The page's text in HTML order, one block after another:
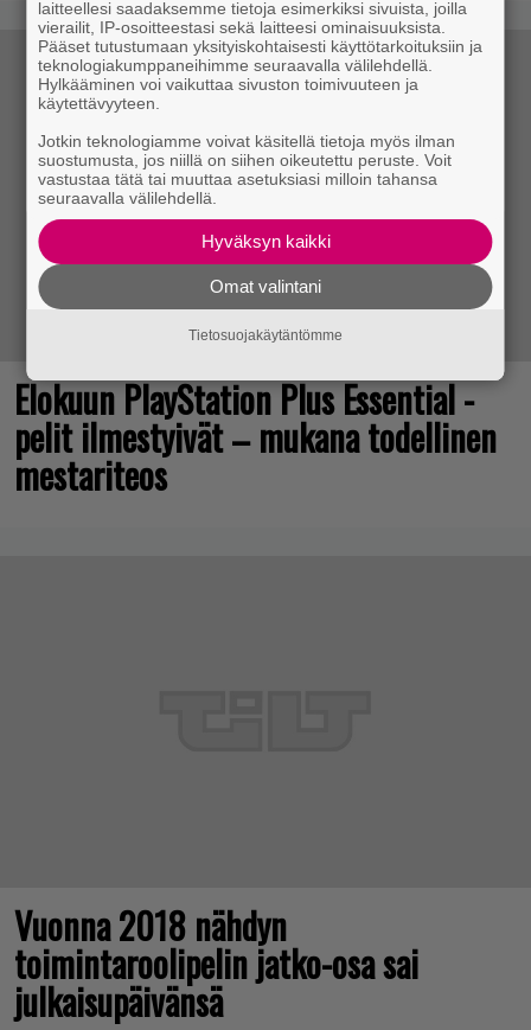
Elokuun PlayStation Plus Essential -
pelit ilmestyivät – mukana todellinen
mestariteos
Vuonna 2018 nähdyn
toimintaroolipelin jatko-osa sai
julkaisupäivänsä
laitteellesi saadaksemme tietoja esimerkiksi sivuista, joilla
vierailit, IP-osoitteestasi sekä laitteesi ominaisuuksista.
Pääset tutustumaan yksityiskohtaisesti käyttötarkoituksiin ja
teknologiakumppaneihimme seuraavalla välilehdellä.
Hylkääminen voi vaikuttaa sivuston toimivuuteen ja
käytettävyyteen.
Jotkin teknologiamme voivat käsitellä tietoja myös ilman
suostumusta, jos niillä on siihen oikeutettu peruste. Voit
vastustaa tätä tai muuttaa asetuksiasi milloin tahansa
seuraavalla välilehdellä.
Hyväksyn kaikki
Omat valintani
Tietosuojakäytäntömme